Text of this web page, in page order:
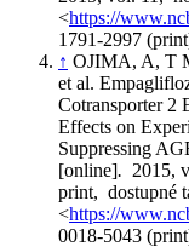
<https://
1791-2997
↑ OJIMA, A, T
et al.
Cotransporter 2
Effects on
Suppressing
[online]. 2015,
print, dostupné
<https://
0018-5043